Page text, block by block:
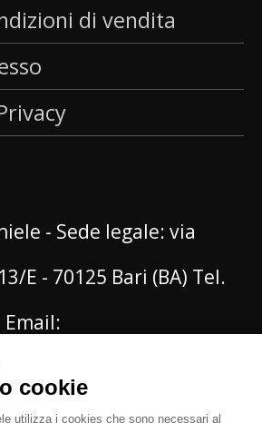
di vendita
- Sede legale: via
E - 70125 Bari (BA) Tel.
Email:
- PEC: